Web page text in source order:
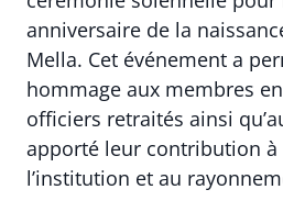
anniversaire de la
Mella. Cet événement a
hommage aux membres
officiers retraités ainsi
apporté leur contribution
l’institution et au